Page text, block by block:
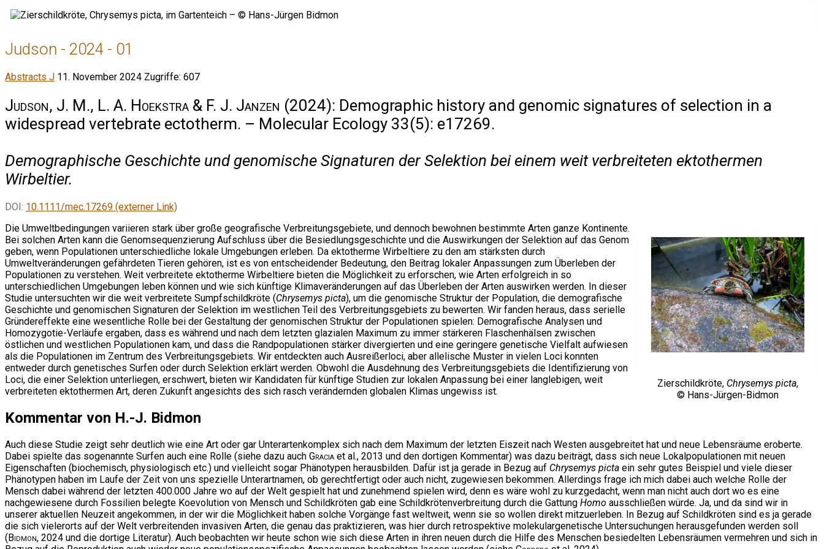
Judson - 2024 - 01
Abstracts J 11. November 2024 Zugriffe: 607
Judson, J. M., L. A. Hoekstra & F. J. Janzen (2024): Demographic history and genomic signatures of selection in a
widespread vertebrate ectotherm. – Molecular Ecology 33(5): e17269.
Demographische Geschichte und genomische Signaturen der Selektion bei einem weit verbreiteten ektothermen
Wirbeltier.
DOI: 10.1111/mec.17269 (externer Link)
Zierschildkröte, Chrysemys picta,
© Hans-Jürgen-Bidmon
Die Umweltbedingungen variieren stark über große geografische Verbreitungsgebiete, und dennoch bewohnen bestimmte Arten ganze Kontinente.
Bei solchen Arten kann die Genomsequenzierung Aufschluss über die Besiedlungsgeschichte und die Auswirkungen der Selektion auf das Genom
geben, wenn Populationen unterschiedliche lokale Umgebungen erleben. Da ektotherme Wirbeltiere zu den am stärksten durch
Umweltveränderungen gefährdeten Tieren gehören, ist es von entscheidender Bedeutung, den Beitrag lokaler Anpassungen zum Überleben der
Populationen zu verstehen. Weit verbreitete ektotherme Wirbeltiere bieten die Möglichkeit zu erforschen, wie Arten erfolgreich in so
unterschiedlichen Umgebungen leben können und wie sich künftige Klimaveränderungen auf das Überleben der Arten auswirken werden. In dieser
Studie untersuchten wir die weit verbreitete Sumpfschildkröte (Chrysemys picta), um die genomische Struktur der Population, die demografische
Geschichte und genomischen Signaturen der Selektion im westlichen Teil des Verbreitungsgebiets zu bewerten. Wir fanden heraus, dass serielle
Gründereffekte eine wesentliche Rolle bei der Gestaltung der genomischen Struktur der Populationen spielen: Demografische Analysen und
Homozygotie-Verläufe ergaben, dass es während und nach dem letzten glazialen Maximum zu immer stärkeren Flaschenhälsen zwischen
östlichen und westlichen Populationen kam, und dass die Randpopulationen stärker divergierten und eine geringere genetische Vielfalt aufwiesen
als die Populationen im Zentrum des Verbreitungsgebiets. Wir entdeckten auch Ausreißerloci, aber allelische Muster in vielen Loci konnten
entweder durch genetisches Surfen oder durch Selektion erklärt werden. Obwohl die Ausdehnung des Verbreitungsgebiets die Identifizierung von
Loci, die einer Selektion unterliegen, erschwert, bieten wir Kandidaten für künftige Studien zur lokalen Anpassung bei einer langlebigen, weit
verbreiteten ektothermen Art, deren Zukunft angesichts des sich rasch verändernden globalen Klimas ungewiss ist.
Kommentar von H.-J. Bidmon
Auch diese Studie zeigt sehr deutlich wie eine Art oder gar Unterartenkomplex sich nach dem Maximum der letzten Eiszeit nach Westen ausgebreitet hat und neue Lebensräume eroberte.
Dabei spielte das sogenannte Surfen auch eine Rolle (siehe dazu auch Gracia et al., 2013 und den dortigen Kommentar) was dazu beiträgt, dass sich neue Lokalpopulationen mit neuen
Eigenschaften (biochemisch, physiologisch etc.) und vielleicht sogar Phänotypen herausbilden. Dafür ist ja gerade in Bezug auf Chrysemys picta ein sehr gutes Beispiel und viele dieser
Phänotypen haben im Laufe der Zeit von uns spezielle Unterartnamen, ob gerechtfertigt oder auch nicht, zugewiesen bekommen. Allerdings frage ich mich dabei auch welche Rolle der
Mensch dabei während der letzten 400.000 Jahre wo auf der Welt gespielt hat und zunehmend spielen wird, denn es wäre wohl zu kurzgedacht, wenn man nicht auch dort wo es eine
nachgewiesene durch Fossilien belegte Koevolution von Mensch und Schildkröten gab eine Schildkrötenverbreitung durch die Gattung Homo ausschließen würde. Ja, und da sind wir in
unserer aktuellen Neuzeit angekommen, in der wir die Möglichkeit haben solche Vorgänge fast weltweit, wenn sie so wollen direkt mitzuerleben. In Bezug auf Schildkröten sind es ja gerade
die sich vielerorts auf der Welt verbreitenden invasiven Arten, die genau das praktizieren, was hier durch retrospektive molekulargenetische Untersuchungen herausgefunden werden soll
(Bidmon, 2024 und die dortige Literatur). Auch beobachten wir heute schon wie sich diese Arten in ihren neuen durch die Hilfe des Menschen besiedelten Lebensräumen vermehren und sich in